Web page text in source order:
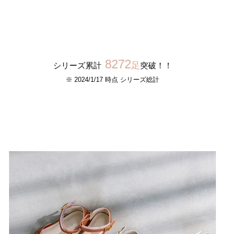
シリーズ累計8272足 突破！！
※ 2024/1/17 時点 シリーズ総計